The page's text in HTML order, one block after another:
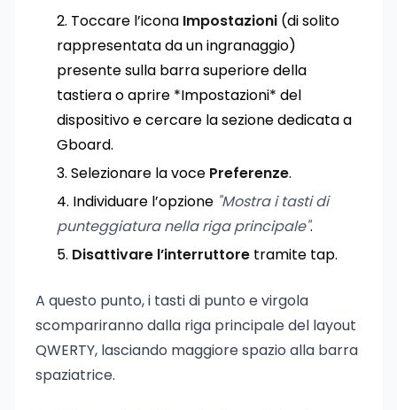
Toccare l’icona Impostazioni (di solito
rappresentata da un ingranaggio)
presente sulla barra superiore della
tastiera o aprire *Impostazioni* del
dispositivo e cercare la sezione dedicata a
Gboard.
Selezionare la voce Preferenze.
Individuare l’opzione "Mostra i tasti di
punteggiatura nella riga principale".
Disattivare l’interruttore tramite tap.
A questo punto, i tasti di punto e virgola
scompariranno dalla riga principale del layout
QWERTY, lasciando maggiore spazio alla barra
spaziatrice.